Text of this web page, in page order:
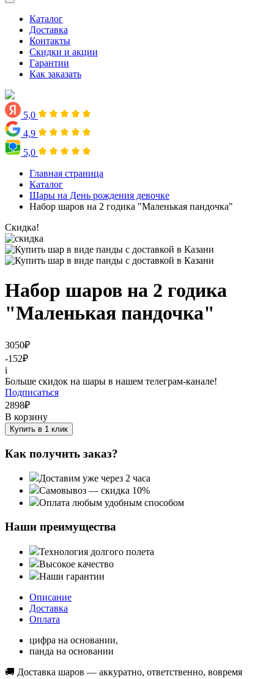
Каталог
Доставка
Контакты
Скидки и акции
Гарантии
Как заказать
5,0
4,9
5,0
Главная страница
Каталог
Шары на День рождения девочке
Набор шаров на 2 годика "Маленькая пандочка"
Скидка!
Набор шаров на 2 годика
"Маленькая пандочка"
3050₽
-152₽
i
Больше скидок на шары в нашем телеграм-канале!
Подписаться
2898₽
В корзину
Купить в 1 клик
Как получить заказ?
Доставим уже через 2 часа
Самовывоз — скидка 10%
Оплата любым удобным способом
Наши преимущества
Технология долгого полета
Высокое качество
Наши гарантии
Описание
Доставка
Оплата
цифра на основании,
панда на основании
🚚 Доставка шаров — аккуратно, ответственно, вовремя